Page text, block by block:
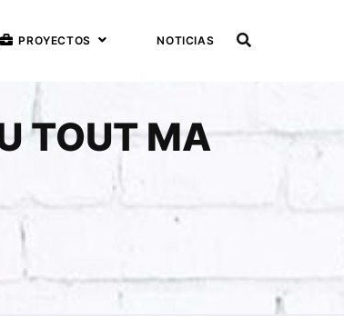
PROYECTOS NOTICIAS
TOUT MA